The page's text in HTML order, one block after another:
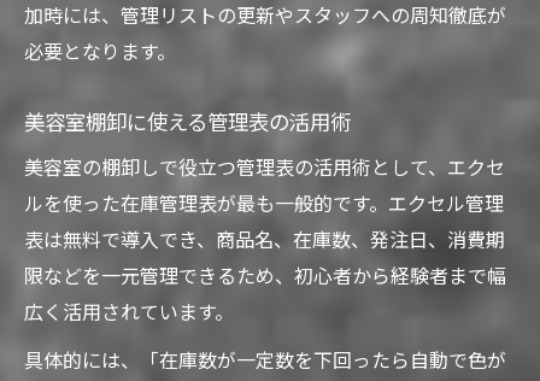
加時には、管理リストの更新やスタッフへの周知徹底が
必要となります。
美容室棚卸に使える管理表の活用術
美容室の棚卸しで役立つ管理表の活用術として、エクセ
ルを使った在庫管理表が最も一般的です。エクセル管理
表は無料で導入でき、商品名、在庫数、発注日、消費期
限などを一元管理できるため、初心者から経験者まで幅
広く活用されています。
具体的には、「在庫数が一定数を下回ったら自動で色が